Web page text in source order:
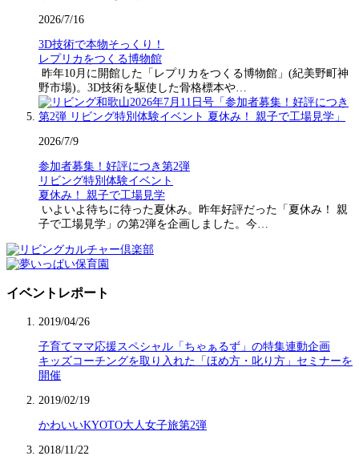
2026/7/16
3D技術で本物そっくり！
レプリカをつくる博物館
昨年10月に開館した「レプリカをつくる博物館」(紀美野町神
野市場)。3D技術を駆使した骨格標本や…
2026/7/9
参加者募集！好評につき第2弾
リビング特別体験イベント
夏休み！ 親子で工場見学
いよいよ待ちに待った夏休み。昨年好評だった「夏休み！ 親
子で工場見学」の第2弾を企画しました。今…
イベントレポート
2019/04/26
子育てママ応援スペシャル「ちゃぁるず」の特集連動企画
キッズコーチングを取り入れた「ほめ方・叱り方」セミナーを
開催
2019/02/19
かわいいKYOTO大人女子旅第2弾
2018/11/22